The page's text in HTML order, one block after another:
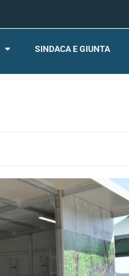
SINDACA E GIUNTA